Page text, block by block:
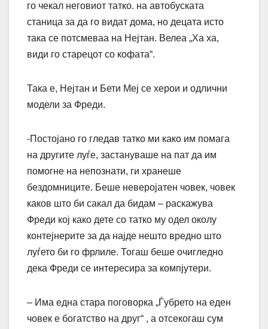
го чекал неговиот татко. на автобуската
станица за да го видат дома, но децата исто
така се потсмеваа на Нејтан. Велеа „Ха ха,
види го старецот со кофата“.
Така е, Нејтан и Бети Меј се херои и одлични
модели за Фреди.
-Постојано го гледав татко ми како им помага
на другите луѓе, застануваше на пат да им
помогне на непознати, ги хранеше
бездомниците. Беше неверојатен човек, човек
каков што би сакал да бидам – ​​раскажува
Фреди кој како дете со татко му одел околу
контејнерите за да најде нешто вредно што
луѓето би го фрлиле. Тогаш беше очигледно
дека Фреди се интересира за компјутери.
– Има една стара поговорка „Ѓубрето на еден
човек е богатство на друг“ , а отсекогаш сум